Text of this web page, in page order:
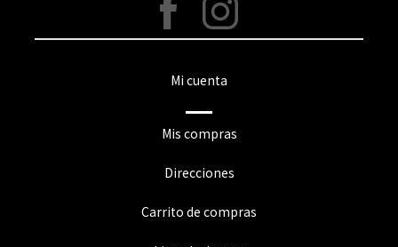
Mi cuenta
Mis compras
Direcciones
Carrito de compras